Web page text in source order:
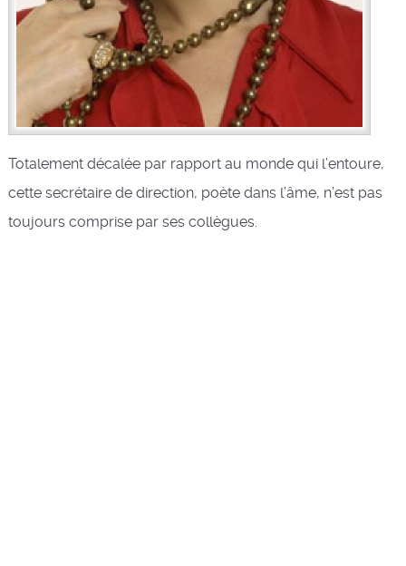
Totalement décalée par rapport au monde qui l’entoure,
cette secrétaire de direction, poète dans l’âme, n’est pas
toujours comprise par ses collègues.